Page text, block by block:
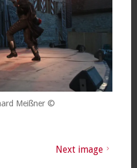
Meißner ©
Next image